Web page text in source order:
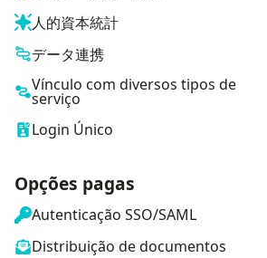
人的資本統計
データ連携
Vínculo com diversos tipos de
serviço
Login Único
Opções pagas
Autenticação SSO/SAML
Distribuição de documentos